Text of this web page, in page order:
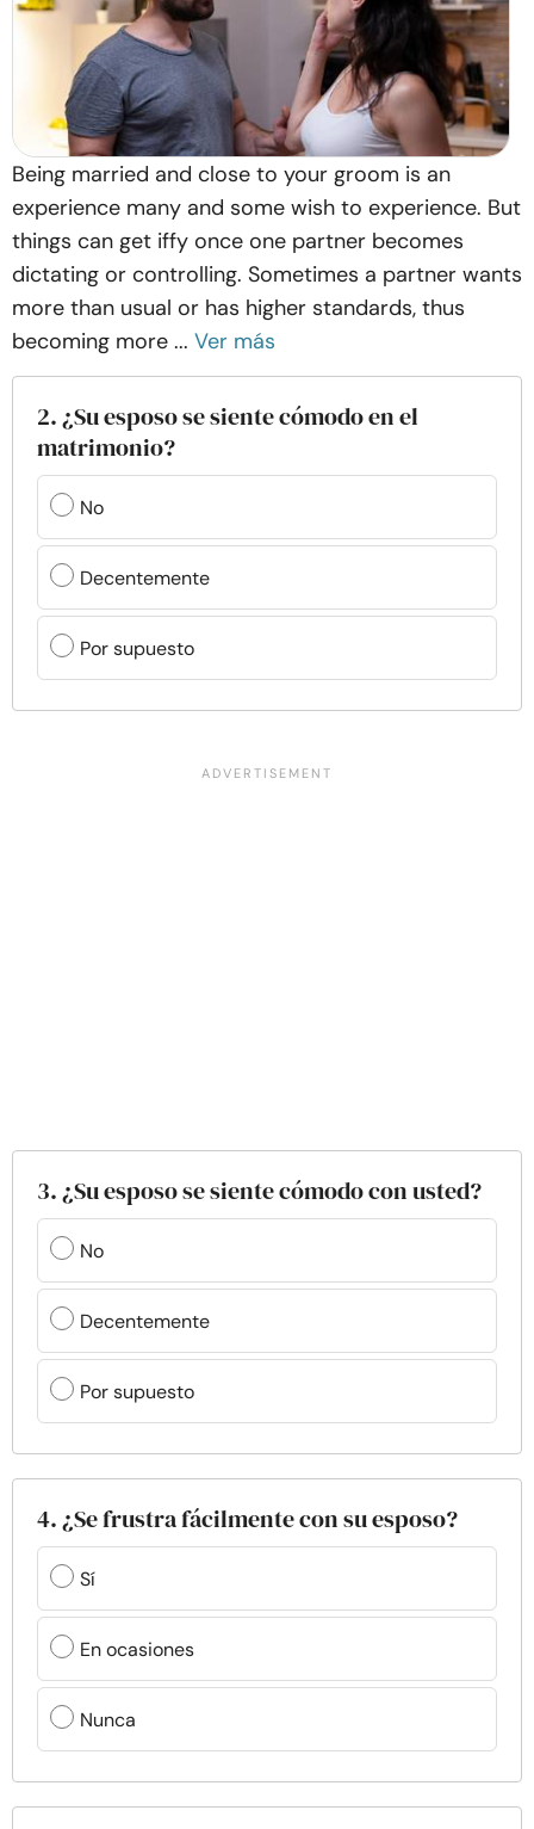
© Copyright 2026. Todos los derechos reservados.
Being married and close to your groom is an
experience many and some wish to experience. But
things can get iffy once one partner becomes
dictating or controlling. Sometimes a partner wants
more than usual or has higher standards, thus
becoming more ... Ver más
2. ¿Su esposo se siente cómodo en el
matrimonio?
No
Decentemente
Por supuesto
3. ¿Su esposo se siente cómodo con usted?
No
Decentemente
Por supuesto
4. ¿Se frustra fácilmente con su esposo?
Sí
En ocasiones
Nunca